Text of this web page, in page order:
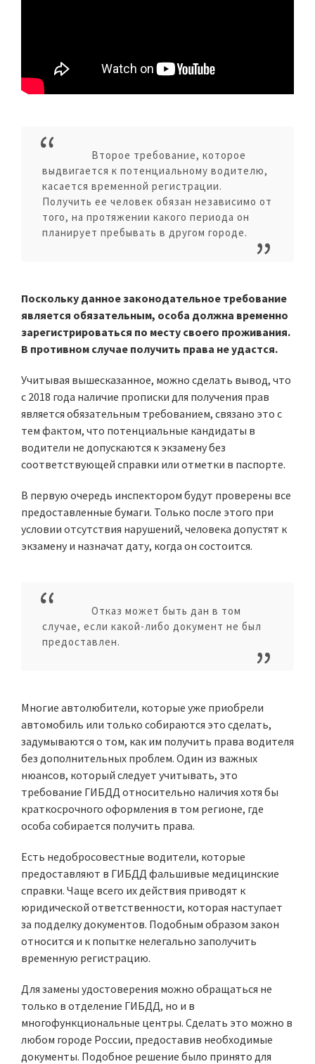
Второе требование, которое
выдвигается к потенциальному водителю,
касается временной регистрации.
Получить ее человек обязан независимо от
того, на протяжении какого периода он
планирует пребывать в другом городе.
Поскольку данное законодательное требование
является обязательным, особа должна временно
зарегистрироваться по месту своего проживания.
В противном случае получить права не удастся.
Учитывая вышесказанное, можно сделать вывод, что
с 2018 года наличие прописки для получения прав
является обязательным требованием, связано это с
тем фактом, что потенциальные кандидаты в
водители не допускаются к экзамену без
соответствующей справки или отметки в паспорте.
В первую очередь инспектором будут проверены все
предоставленные бумаги. Только после этого при
условии отсутствия нарушений, человека допустят к
экзамену и назначат дату, когда он состоится.
Отказ может быть дан в том
случае, если какой-либо документ не был
предоставлен.
Многие автолюбители, которые уже приобрели
автомобиль или только собираются это сделать,
задумываются о том, как им получить права водителя
без дополнительных проблем. Один из важных
нюансов, который следует учитывать, это
требование ГИБДД относительно наличия хотя бы
краткосрочного оформления в том регионе, где
особа собирается получить права.
Есть недобросовестные водители, которые
предоставляют в ГИБДД фальшивые медицинские
справки. Чаще всего их действия приводят к
юридической ответственности, которая наступает
за подделку документов. Подобным образом закон
относится и к попытке нелегально заполучить
временную регистрацию.
Для замены удостоверения можно обращаться не
только в отделение ГИБДД, но и в
многофункциональные центры. Сделать это можно в
любом городе России, предоставив необходимые
документы. Подобное решение было принято для